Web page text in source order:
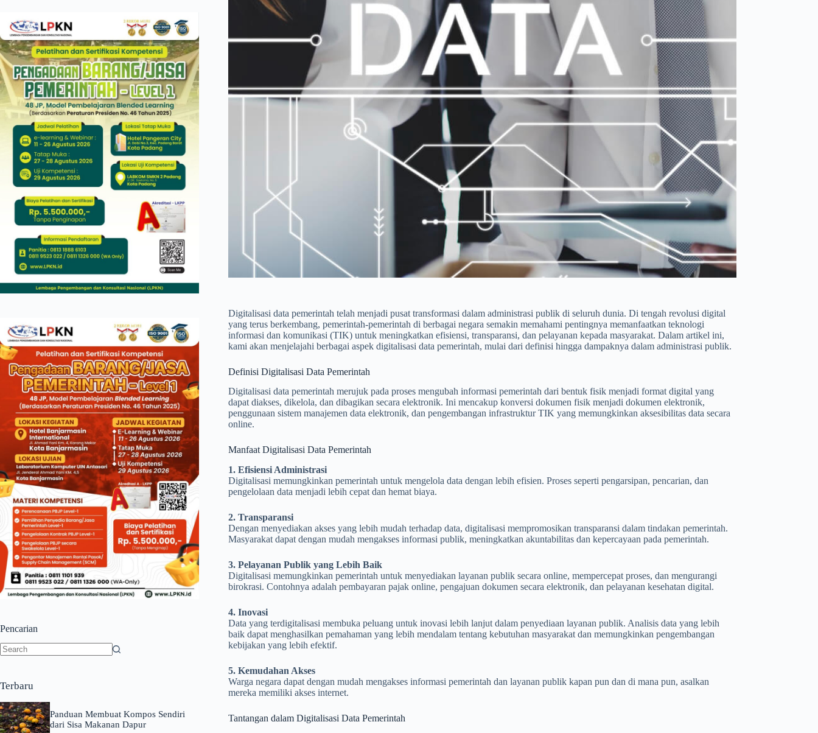
Digitalisasi data pemerintah telah menjadi pusat transformasi dalam administrasi publik di seluruh dunia. Di tengah revolusi digital
yang terus berkembang, pemerintah-pemerintah di berbagai negara semakin memahami pentingnya memanfaatkan teknologi
informasi dan komunikasi (TIK) untuk meningkatkan efisiensi, transparansi, dan pelayanan kepada masyarakat. Dalam artikel ini,
kami akan menjelajahi berbagai aspek digitalisasi data pemerintah, mulai dari definisi hingga dampaknya dalam administrasi publik.
Definisi Digitalisasi Data Pemerintah
Digitalisasi data pemerintah merujuk pada proses mengubah informasi pemerintah dari bentuk fisik menjadi format digital yang
dapat diakses, dikelola, dan dibagikan secara elektronik. Ini mencakup konversi dokumen fisik menjadi dokumen elektronik,
penggunaan sistem manajemen data elektronik, dan pengembangan infrastruktur TIK yang memungkinkan aksesibilitas data secara
online.
Manfaat Digitalisasi Data Pemerintah
1. Efisiensi Administrasi
Digitalisasi memungkinkan pemerintah untuk mengelola data dengan lebih efisien. Proses seperti pengarsipan, pencarian, dan
pengelolaan data menjadi lebih cepat dan hemat biaya.
2. Transparansi
Dengan menyediakan akses yang lebih mudah terhadap data, digitalisasi mempromosikan transparansi dalam tindakan pemerintah.
Masyarakat dapat dengan mudah mengakses informasi publik, meningkatkan akuntabilitas dan kepercayaan pada pemerintah.
3. Pelayanan Publik yang Lebih Baik
Digitalisasi memungkinkan pemerintah untuk menyediakan layanan publik secara online, mempercepat proses, dan mengurangi
birokrasi. Contohnya adalah pembayaran pajak online, pengajuan dokumen secara elektronik, dan pelayanan kesehatan digital.
4. Inovasi
Data yang terdigitalisasi membuka peluang untuk inovasi lebih lanjut dalam penyediaan layanan publik. Analisis data yang lebih
baik dapat menghasilkan pemahaman yang lebih mendalam tentang kebutuhan masyarakat dan memungkinkan pengembangan
kebijakan yang lebih efektif.
5. Kemudahan Akses
Warga negara dapat dengan mudah mengakses informasi pemerintah dan layanan publik kapan pun dan di mana pun, asalkan
mereka memiliki akses internet.
Tantangan dalam Digitalisasi Data Pemerintah
Pencarian
Terbaru
Panduan Membuat Kompos Sendiri
dari Sisa Makanan Dapur